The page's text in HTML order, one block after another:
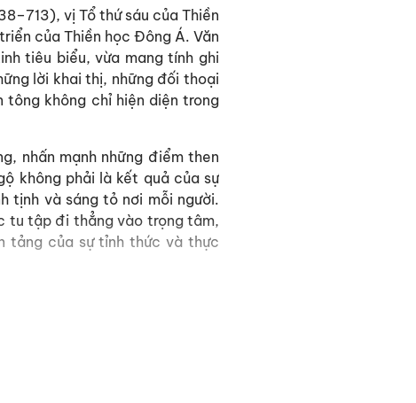
vị Tổ thứ sáu của Thiền
của Thiền học Đông Á. Văn
tiêu biểu, vừa mang tính ghi
lời khai thị, những đối thoại
tông không chỉ hiện diện trong
nhấn mạnh những điểm then
không phải là kết quả của sự
tịnh và sáng tỏ nơi mỗi người.
tu tập đi thẳng vào trọng tâm,
tảng của sự tỉnh thức và thực